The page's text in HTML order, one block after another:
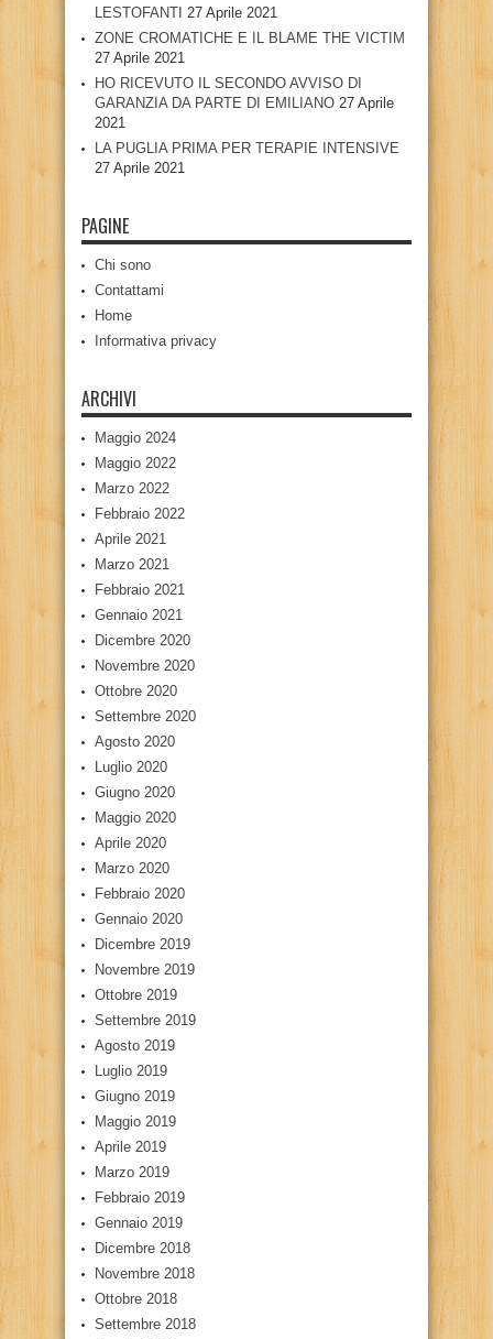
LESTOFANTI 27 Aprile 2021
ZONE CROMATICHE E IL BLAME THE VICTIM
27 Aprile 2021
HO RICEVUTO IL SECONDO AVVISO DI
GARANZIA DA PARTE DI EMILIANO 27 Aprile
2021
LA PUGLIA PRIMA PER TERAPIE INTENSIVE
27 Aprile 2021
PAGINE
Chi sono
Contattami
Home
Informativa privacy
ARCHIVI
Maggio 2024
Maggio 2022
Marzo 2022
Febbraio 2022
Aprile 2021
Marzo 2021
Febbraio 2021
Gennaio 2021
Dicembre 2020
Novembre 2020
Ottobre 2020
Settembre 2020
Agosto 2020
Luglio 2020
Giugno 2020
Maggio 2020
Aprile 2020
Marzo 2020
Febbraio 2020
Gennaio 2020
Dicembre 2019
Novembre 2019
Ottobre 2019
Settembre 2019
Agosto 2019
Luglio 2019
Giugno 2019
Maggio 2019
Aprile 2019
Marzo 2019
Febbraio 2019
Gennaio 2019
Dicembre 2018
Novembre 2018
Ottobre 2018
Settembre 2018